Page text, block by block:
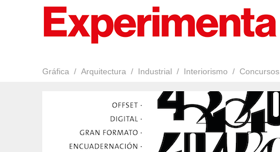
Gráfica Arquitectura Industrial Interiorismo Concursos